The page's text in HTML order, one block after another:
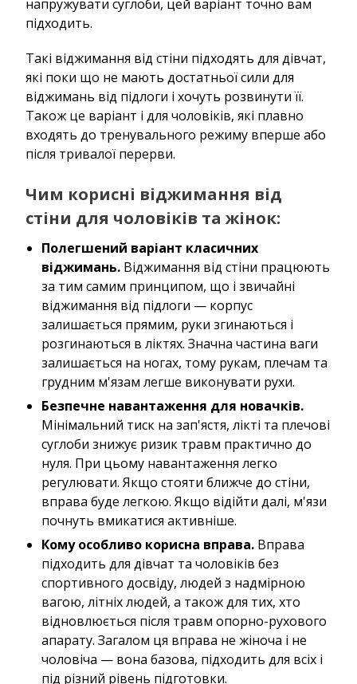
напружувати суглоби, цей варіант точно вам
підходить.
Такі віджимання від стіни підходять для дівчат,
які поки що не мають достатньої сили для
віджимань від підлоги і хочуть розвинути її.
Також це варіант і для чоловіків, які плавно
входять до тренувального режиму вперше або
після тривалої перерви.
Чим корисні віджимання від
стіни для чоловіків та жінок:
Полегшений варіант класичних
віджимань. Віджимання від стіни працюють
за тим самим принципом, що і звичайні
віджимання від підлоги — корпус
залишається прямим, руки згинаються і
розгинаються в ліктях. Значна частина ваги
залишається на ногах, тому рукам, плечам та
грудним м'язам легше виконувати рухи.
Безпечне навантаження для новачків.
Мінімальний тиск на зап'ястя, лікті та плечові
суглоби знижує ризик травм практично до
нуля. При цьому навантаження легко
регулювати. Якщо стояти ближче до стіни,
вправа буде легкою. Якщо відійти далі, м'язи
почнуть вмикатися активніше.
Кому особливо корисна вправа. Вправа
підходить для дівчат та чоловіків без
спортивного досвіду, людей з надмірною
вагою, літніх людей, а також для тих, хто
відновлюється після травм опорно-рухового
апарату. Загалом ця вправа не жіноча і не
чоловіча — вона базова, підходить для всіх і
під різний рівень підготовки.